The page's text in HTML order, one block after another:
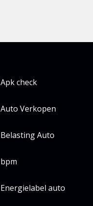
Apk check
Auto Verkopen
Belasting Auto
bpm
Energielabel auto